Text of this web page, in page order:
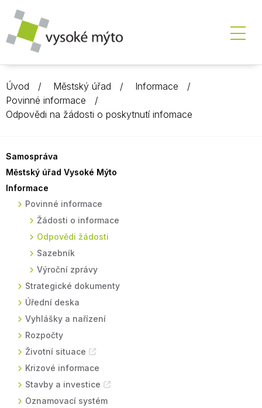
Úvod Městský úřad
Informace
Povinné informace
Odpovědi na žádosti o poskytnutí infomace
Samospráva
Městský úřad Vysoké Mýto
Informace
Povinné informace
Žádosti o informace
Odpovědi žádosti
Sazebník
Výroční zprávy
Strategické dokumenty
Úřední deska
Vyhlášky a nařízení
Rozpočty
Životní situace
Krizové informace
Stavby a investice
Oznamovací systém